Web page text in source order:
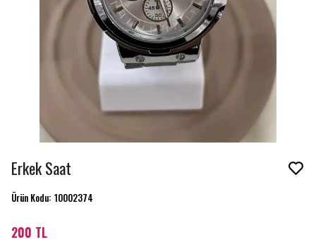
Erkek Saat
Ürün Kodu: 10002374
200 TL